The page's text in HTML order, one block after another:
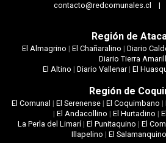
contacto@redcomunales.cl |
Región de
El Almagrino | El Chañaralino | Diario
Diario Tierra
El Altino | Diario Vallenar| El
Región de
El Comunal | El Serenense| El Coquimbano |
| El Andacollino | El Hurtadino |
La Perla del Limarí|El Punitaquino |El
Illapelino | El Salamanquino